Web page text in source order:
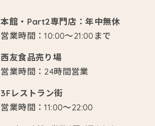
本館・Part2専門店：年中無休
営業時間：10:00～21:00まで
西友食品売り場
営業時間：24時間営業
3Fレストラン街
営業時間：11:00～22:00